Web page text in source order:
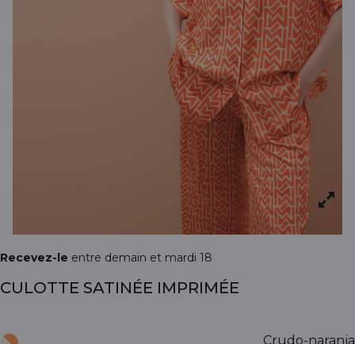
Recevez-le entre demain et mardi 18
CULOTTE SATINÉE IMPRIMÉE
Crudo-naranja